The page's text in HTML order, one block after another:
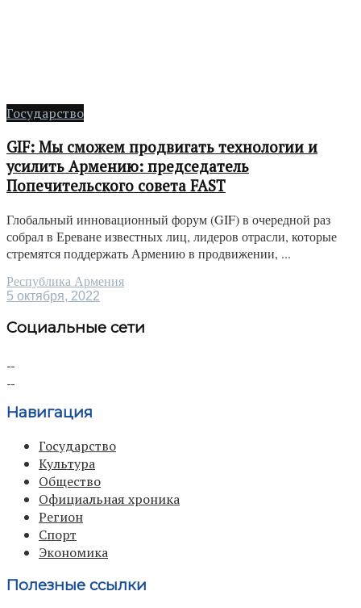
Государство
GIF: Мы сможем продвигать технологии и
усилить Армению: председатель
Попечительского совета FAST
Глобальный инновационный форум (GIF) в очередной раз
собрал в Ереване известных лиц, лидеров отрасли, которые
стремятся поддержать Армению в продвижении, ...
Республика Армения
5 октября, 2022
Социальные сети
Навигация
Государство
Культура
Общество
Официальная хроника
Регион
Спорт
Экономика
Полезные ссылки